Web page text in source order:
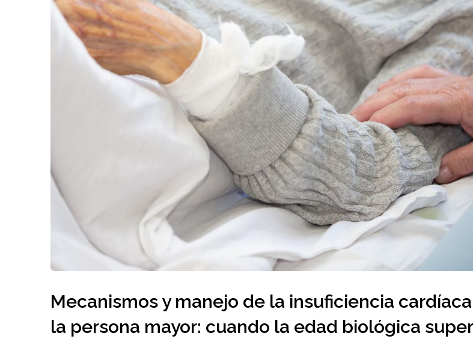
Mecanismos y manejo de la insuficiencia
la persona mayor: cuando la edad biológica